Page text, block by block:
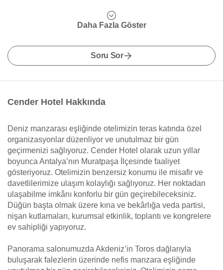
Daha Fazla Göster
Soru Sor
Cender Hotel Hakkında
Deniz manzarası eşliğinde otelimizin teras katında özel
organizasyonlar düzenliyor ve unutulmaz bir gün
geçirmenizi sağlıyoruz. Cender Hotel olarak uzun yıllar
boyunca Antalya’nın Muratpaşa İlçesinde faaliyet
gösteriyoruz. Otelimizin benzersiz konumu ile misafir ve
davetlilerimize ulaşım kolaylığı sağlıyoruz. Her noktadan
ulaşabilme imkânı konforlu bir gün geçirebileceksiniz.
Düğün başta olmak üzere kına ve bekârlığa veda partisi,
nişan kutlamaları, kurumsal etkinlik, toplantı ve kongrelere
ev sahipliği yapıyoruz.
Panorama salonumuzda Akdeniz’in Toros dağlarıyla
buluşarak falezlerin üzerinde nefis manzara eşliğinde